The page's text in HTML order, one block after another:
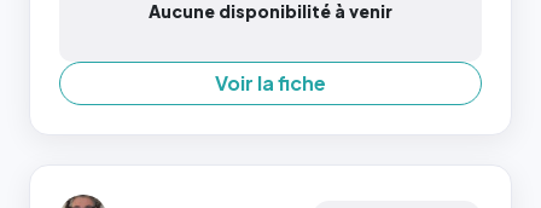
Aucune disponibilité à venir
Voir la fiche